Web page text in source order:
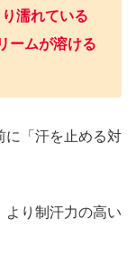
濡れている
ームが溶ける
に「汗を止める対
より制汗力の高い